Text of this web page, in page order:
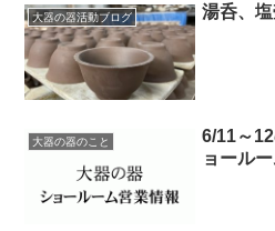
大器の器活動ブログ 湯呑、
大器の器のこと
6/11～
ョール